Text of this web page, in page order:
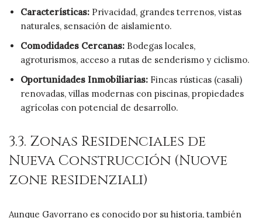
Características: Privacidad, grandes terrenos, vistas
naturales, sensación de aislamiento.
Comodidades Cercanas: Bodegas locales,
agroturismos, acceso a rutas de senderismo y ciclismo.
Oportunidades Inmobiliarias: Fincas rústicas (casali)
renovadas, villas modernas con piscinas, propiedades
agrícolas con potencial de desarrollo.
3.3. Zonas Residenciales de
Nueva Construcción (Nuove
zone residenziali)
Aunque Gavorrano es conocido por su historia, también